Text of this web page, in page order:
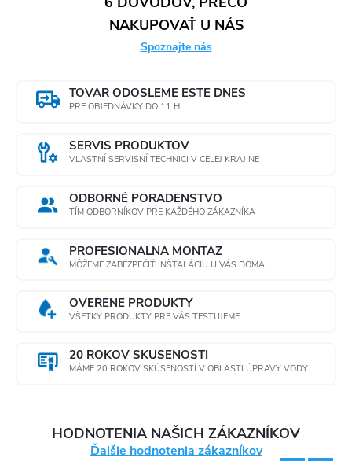
NAKUPOVAŤ U NÁS
Spoznajte nás
TOVAR ODOŠLEME EŠTE DNES
PRE OBJEDNÁVKY DO 11 H
SERVIS PRODUKTOV
VLASTNÍ SERVISNÍ TECHNICI V CELEJ KRAJINE
ODBORNÉ PORADENSTVO
TÍM ODBORNÍKOV PRE KAŽDÉHO ZÁKAZNÍKA
PROFESIONÁLNA MONTÁŽ
MÔŽEME ZABEZPEČIŤ INŠTALÁCIU U VÁS DOMA
OVERENÉ PRODUKTY
VŠETKY PRODUKTY PRE VÁS TESTUJEME
20 ROKOV SKÚSENOSTÍ
MÁME 20 ROKOV SKÚSENOSTÍ V OBLASTI ÚPRAVY VODY
HODNOTENIA NAŠICH ZÁKAZNÍKOV
Ďalšie hodnotenia zákazníkov